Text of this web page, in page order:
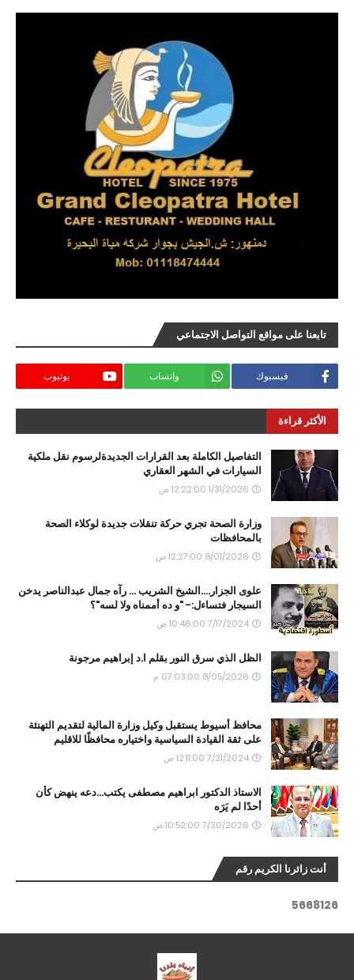
تابعنا على مواقع التواصل الاجتماعي
فيسبوك واتساب يوتيوب
الأكثر قراءة
التفاصيل الكاملة بعد القرارات الجديدةلرسوم نقل ملكية
السيارات في الشهر العقاري
1/31/2026 12:22:00 ص
وزارة الصحة تجري حركة تنقلات جديدة لوكلاء الصحة
بالمحافظات
8/01/2026 12:27:00 ص
علوى الجزار....الشيخ الشريب ... رآه جمال عبدالناصر يدخن
السيجار فتساءل:- "و ده أممناه ولا لسه"؟
7/17/2024 10:46:00 ص
الظل الذي سرق النور بقلم ا.د إبراهيم مرجونة
8/05/2026 07:03:00 م
محافظ أسيوط يستقبل وكيل وزارة المالية لتقديم التهنئة
على ثقة القيادة السياسية واختياره محافظًا للاقليم
7/21/2024 12:11:00 ص
الاستاذ الدكتور ابراهيم مصطفى يكتب...دعه ينهض كأن
أحدًا لم يَرَه
7/30/2026 10:52:00 ص
أنت زائرنا الكريم رقم
5668126